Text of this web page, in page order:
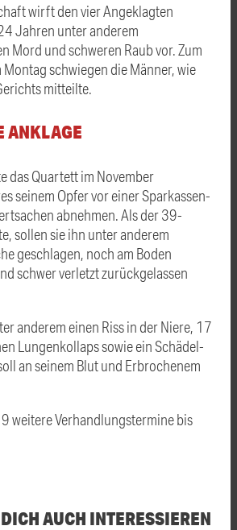
wirft den vier Angeklagten
Jahren unter anderem
Mord und schweren Raub vor. Zum
schwiegen die Männer, wie
mitteilte.
ANKLAGE
das Quartett im November
seinem Opfer vor einer Sparkassen-
abnehmen. Als der 39-
sollen sie ihn unter anderem
geschlagen, noch am Boden
schwer verletzt zurückgelassen
anderem einen Riss in der Niere, 17
Lungenkollaps sowie ein Schädel-
an seinem Blut und Erbrochenem
weitere Verhandlungstermine bis
AUCH INTERESSIEREN